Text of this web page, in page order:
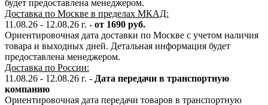
будет предоставлена менеджером.
Доставка по Москве в пределах МКАД:
11.08.26 - 12.08.26 г. - от 1690 руб.
Ориентировочная дата доставки по Москве с учетом наличия
товара и выходных дней. Детальная информация будет
предоставлена менеджером.
Доставка по России:
11.08.26 - 12.08.26 г. - Дата передачи в транспортную
компанию
Ориентировочная дата передачи товаров в транспортную